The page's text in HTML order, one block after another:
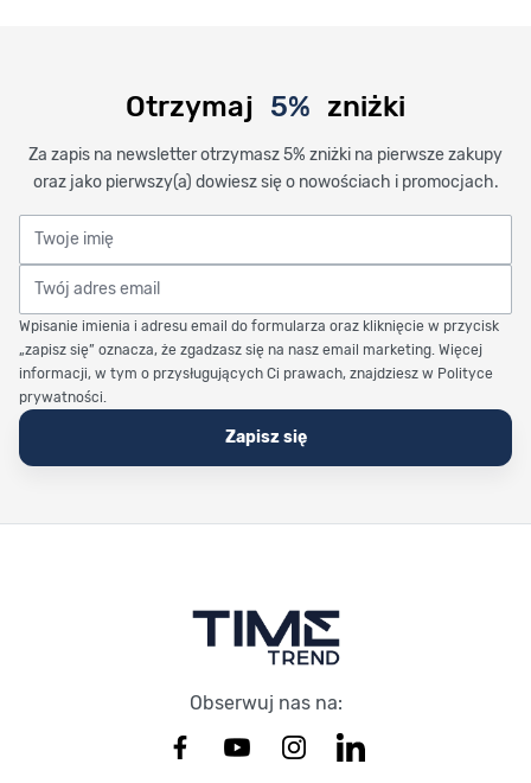
Otrzymaj 5% zniżki
Za zapis na newsletter otrzymasz 5% zniżki na pierwsze zakupy
oraz jako pierwszy(a) dowiesz się o nowościach i promocjach.
Twoje imię
Twój adres email
Wpisanie imienia i adresu email do formularza oraz kliknięcie w przycisk
„zapisz się” oznacza, że zgadzasz się na nasz email marketing. Więcej
informacji, w tym o przysługujących Ci prawach, znajdziesz w Polityce
prywatności.
Zapisz się
Obserwuj nas na: